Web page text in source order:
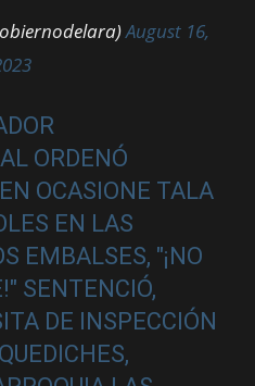
August 16,
ORDENÓ
OCASIONE TALA
EN LAS
EMBALSES, "¡NO
SENTENCIÓ,
DE INSPECCIÓN